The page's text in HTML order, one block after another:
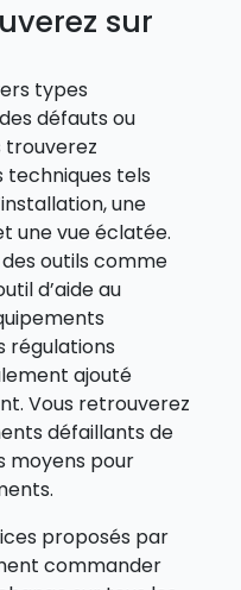
sur
types
défauts ou
trouverez
tels
une
une vue éclatée.
outils comme
d’aide au
régulations
ajouté
Vous retrouverez
défaillants de
moyens pour
proposés par
commander